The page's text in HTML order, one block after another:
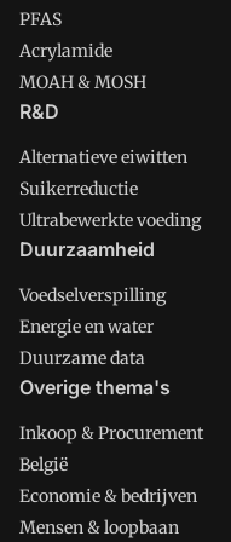
PFAS
Acrylamide
MOAH & MOSH
R&D
Alternatieve eiwitten
Suikerreductie
Ultrabewerkte voeding
Duurzaamheid
Voedselverspilling
Energie en water
Duurzame data
Overige thema's
Inkoop & Procurement
België
Economie & bedrijven
Mensen & loopbaan